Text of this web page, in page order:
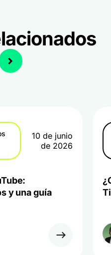
10 de junio
de 2026
y una guía